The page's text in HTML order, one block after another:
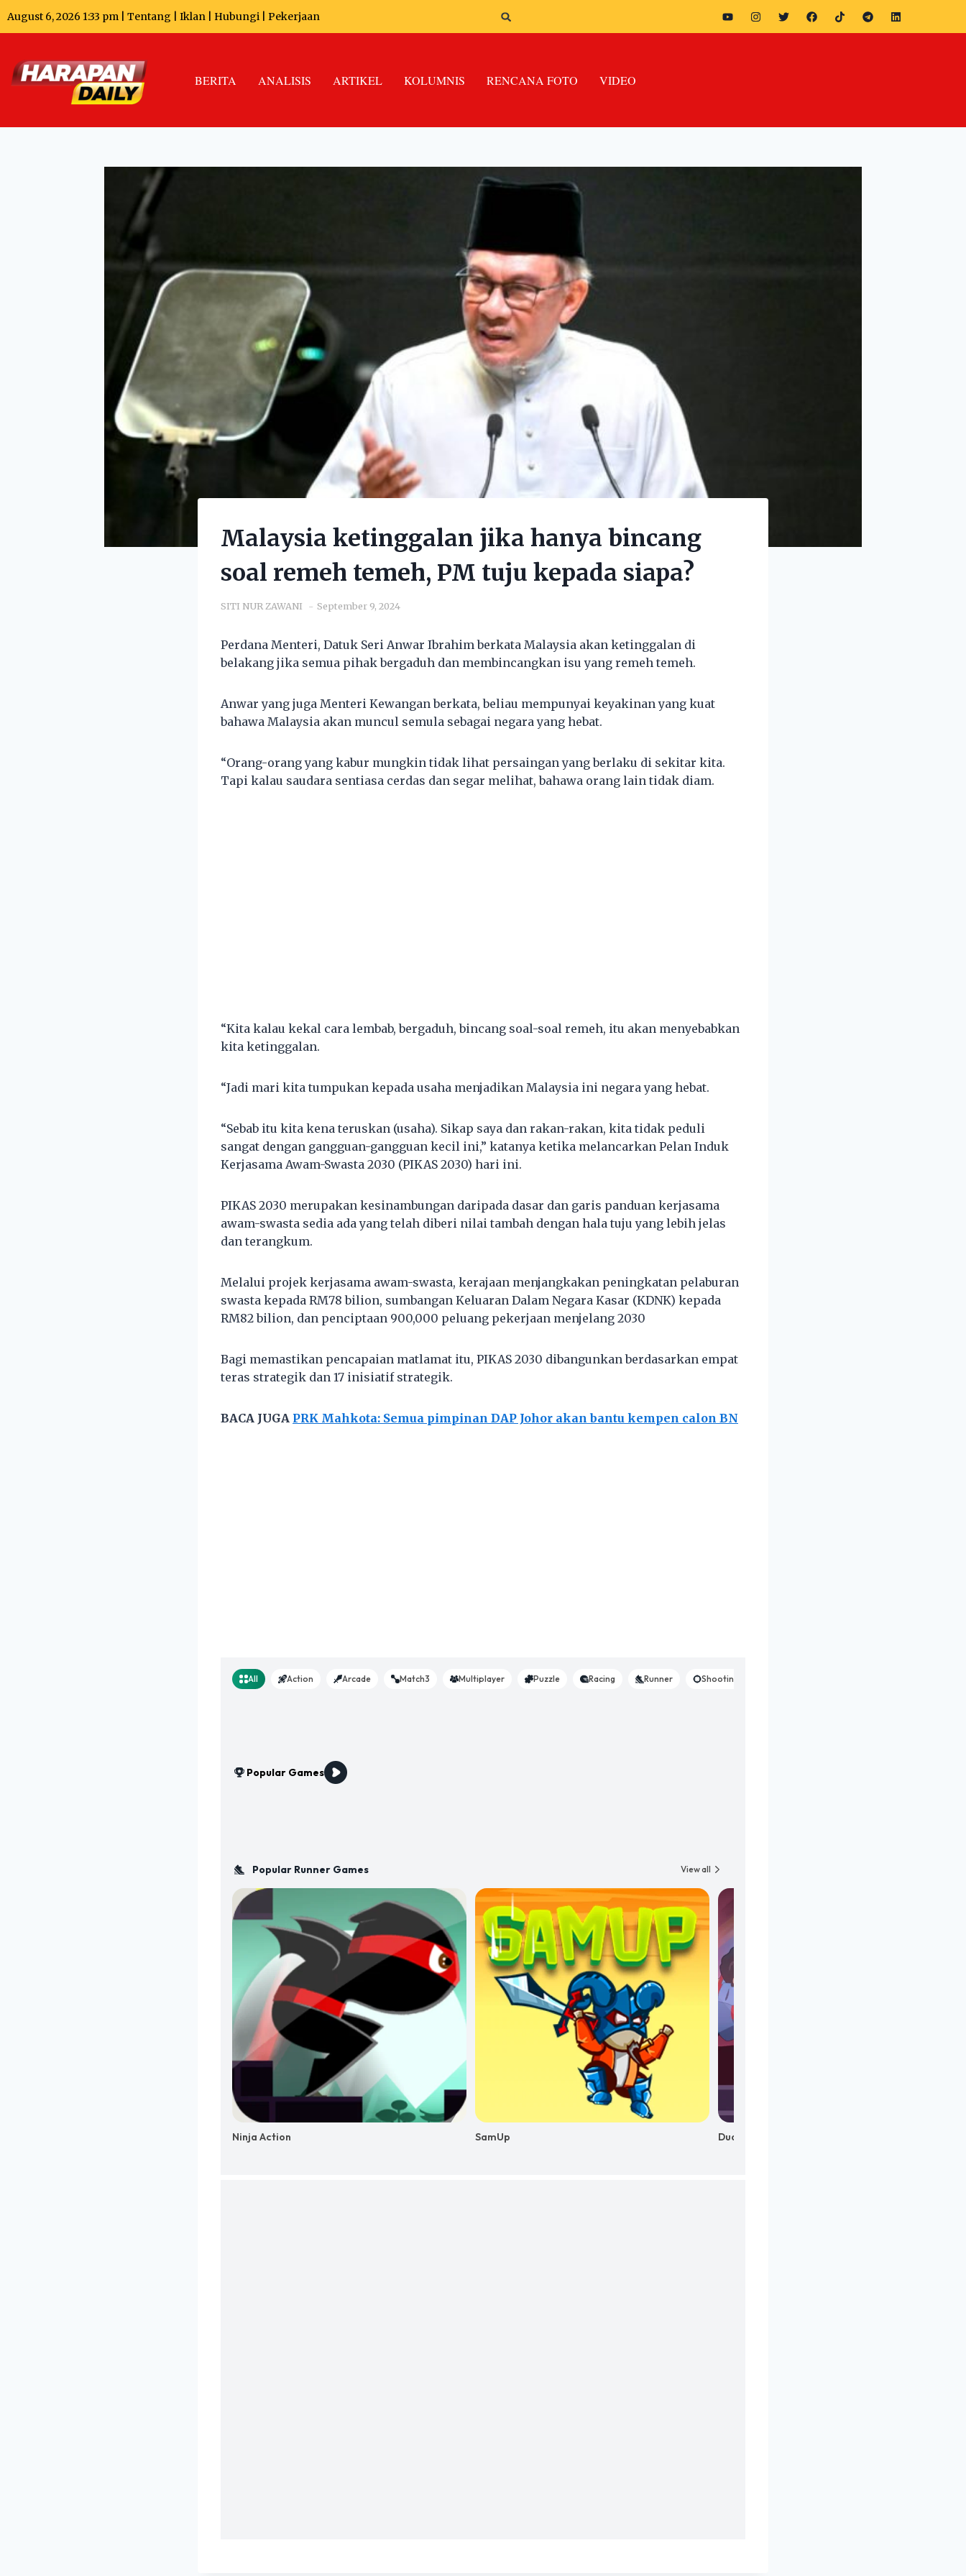
August 6, 2026 1:33 pm | Tentang Iklan Hubungi Pekerjaan
BERITA ANALISIS ARTIKEL KOLUMNIS RENCANA FOTO VIDEO
Malaysia ketinggalan jika hanya bincang
soal remeh temeh, PM tuju kepada siapa?
SITI NUR ZAWANI September 9, 2024
Perdana Menteri, Datuk Seri Anwar Ibrahim berkata Malaysia akan ketinggalan di
belakang jika semua pihak bergaduh dan membincangkan isu yang remeh temeh.
Anwar yang juga Menteri Kewangan berkata, beliau mempunyai keyakinan yang kuat
bahawa Malaysia akan muncul semula sebagai negara yang hebat.
“Orang-orang yang kabur mungkin tidak lihat persaingan yang berlaku di sekitar kita.
Tapi kalau saudara sentiasa cerdas dan segar melihat, bahawa orang lain tidak diam.
“Kita kalau kekal cara lembab, bergaduh, bincang soal-soal remeh, itu akan menyebabkan
kita ketinggalan.
“Jadi mari kita tumpukan kepada usaha menjadikan Malaysia ini negara yang hebat.
“Sebab itu kita kena teruskan (usaha). Sikap saya dan rakan-rakan, kita tidak peduli
sangat dengan gangguan-gangguan kecil ini,” katanya ketika melancarkan Pelan Induk
Kerjasama Awam-Swasta 2030 (PIKAS 2030) hari ini.
PIKAS 2030 merupakan kesinambungan daripada dasar dan garis panduan kerjasama
awam-swasta sedia ada yang telah diberi nilai tambah dengan hala tuju yang lebih jelas
dan terangkum.
Melalui projek kerjasama awam-swasta, kerajaan menjangkakan peningkatan pelaburan
swasta kepada RM78 bilion, sumbangan Keluaran Dalam Negara Kasar (KDNK) kepada
RM82 bilion, dan penciptaan 900,000 peluang pekerjaan menjelang 2030
Bagi memastikan pencapaian matlamat itu, PIKAS 2030 dibangunkan berdasarkan empat
teras strategik dan 17 inisiatif strategik.
BACA JUGA PRK Mahkota: Semua pimpinan DAP Johor akan bantu kempen calon BN